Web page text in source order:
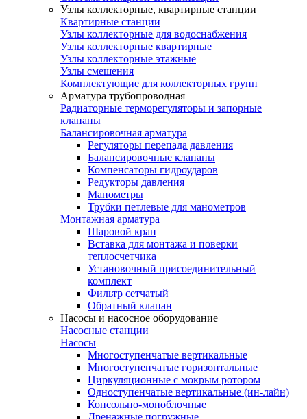
Узлы коллекторные, квартирные станции
Квартирные станции
Узлы коллекторные для водоснабжения
Узлы коллекторные квартирные
Узлы коллекторные этажные
Узлы смешения
Комплектующие для коллекторных групп
Арматура трубопроводная
Радиаторные терморегуляторы и запорные
клапаны
Балансировочная арматура
Регуляторы перепада давления
Балансировочные клапаны
Компенсаторы гидроударов
Редукторы давления
Манометры
Трубки петлевые для манометров
Монтажная арматура
Шаровой кран
Вставка для монтажа и поверки
теплосчетчика
Установочный присоединительный
комплект
Фильтр сетчатый
Обратный клапан
Насосы и насосное оборудование
Насосные станции
Насосы
Многоступенчатые вертикальные
Многоступенчатые горизонтальные
Циркуляционные с мокрым ротором
Одноступенчатые вертикальные (ин-лайн)
Консольно-моноблочные
Дренажные погружные